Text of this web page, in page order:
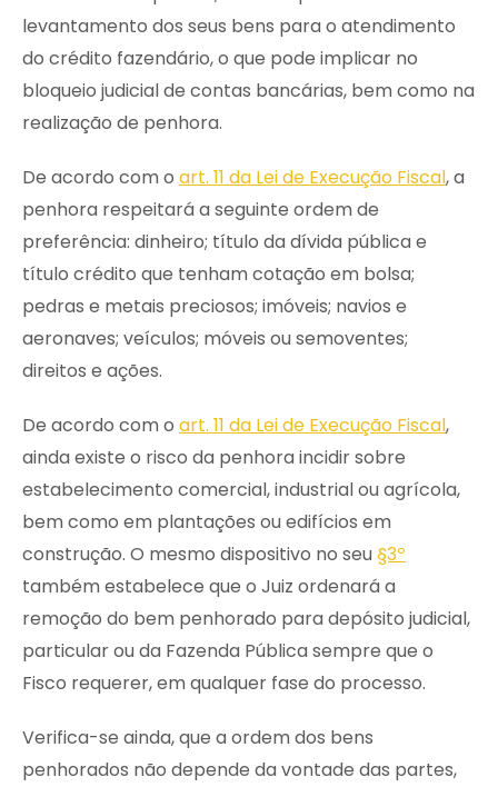
levantamento dos seus bens para o atendimento
do crédito fazendário, o que pode implicar no
bloqueio judicial de contas bancárias, bem como na
realização de penhora.
De acordo com o art. 11 da Lei de Execução Fiscal, a
penhora respeitará a seguinte ordem de
preferência: dinheiro; título da dívida pública e
título crédito que tenham cotação em bolsa;
pedras e metais preciosos; imóveis; navios e
aeronaves; veículos; móveis ou semoventes;
direitos e ações.
De acordo com o art. 11 da Lei de Execução Fiscal,
ainda existe o risco da penhora incidir sobre
estabelecimento comercial, industrial ou agrícola,
bem como em plantações ou edifícios em
construção. O mesmo dispositivo no seu §3º
também estabelece que o Juiz ordenará a
remoção do bem penhorado para depósito judicial,
particular ou da Fazenda Pública sempre que o
Fisco requerer, em qualquer fase do processo.
Verifica-se ainda, que a ordem dos bens
penhorados não depende da vontade das partes,